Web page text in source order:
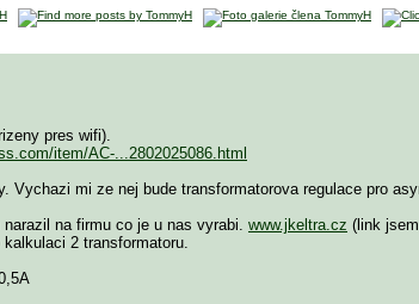
pres wifi).
item/AC-...2802025086.html
Vychazi mi ze nej bude transformatorova regulace pro
na firmu co je u nas vyrabi. www.jkeltra.cz (link
2 transformatoru.